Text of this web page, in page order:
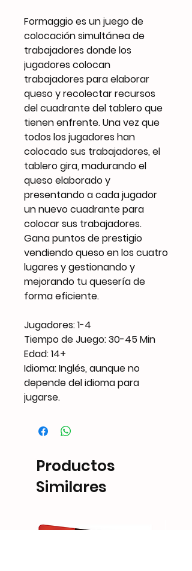
Formaggio es un juego de
colocación simultánea de
trabajadores donde los
jugadores colocan
trabajadores para elaborar
queso y recolectar recursos
del cuadrante del tablero que
tienen enfrente. Una vez que
todos los jugadores han
colocado sus trabajadores, el
tablero gira, madurando el
queso elaborado y
presentando a cada jugador
un nuevo cuadrante para
colocar sus trabajadores.
Gana puntos de prestigio
vendiendo queso en los cuatro
lugares y gestionando y
mejorando tu quesería de
forma eficiente.
Jugadores: 1-4
Tiempo de Juego: 30-45 Min
Edad: 14+
Idioma: Inglés, aunque no
depende del idioma para
jugarse.
Productos
Similares